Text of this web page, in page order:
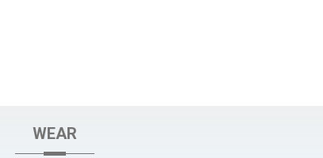
WEAR